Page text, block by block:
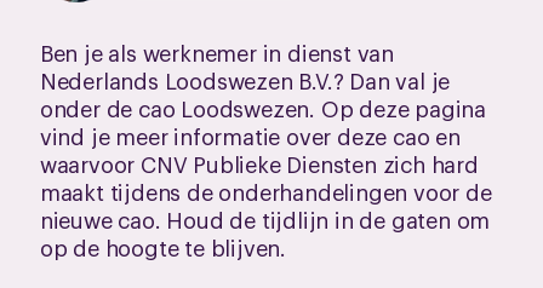
Ben je als werknemer in dienst van
Nederlands Loodswezen B.V.? Dan val je
onder de cao Loodswezen. Op deze pagina
vind je meer informatie over deze cao en
waarvoor CNV Publieke Diensten zich hard
maakt tijdens de onderhandelingen voor de
nieuwe cao. Houd de tijdlijn in de gaten om
op de hoogte te blijven.